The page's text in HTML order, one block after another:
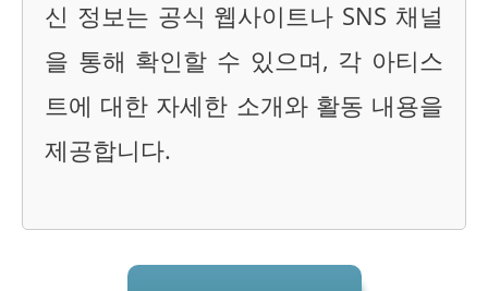
신 정보는 공식 웹사이트나 SNS 채널
을 통해 확인할 수 있으며, 각 아티스
트에 대한 자세한 소개와 활동 내용을
제공합니다.